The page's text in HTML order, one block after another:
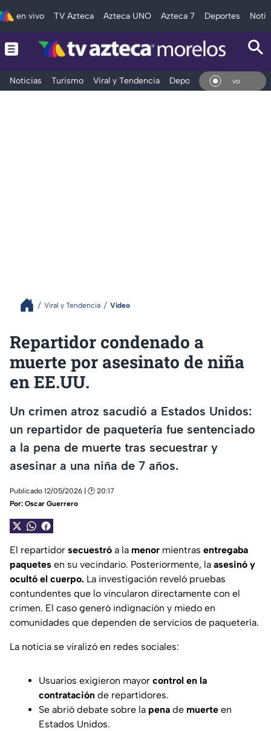
en vivo TV Azteca Azteca UNO Azteca 7 Deportes
Noticias Turismo Viral y Tendencia Deportes Espectáculos
En Vivo
Viral y Tendencia Video
Repartidor condenado a
muerte por asesinato de niña
en EE.UU.
Un crimen atroz sacudió a Estados Unidos:
un repartidor de paquetería fue sentenciado
a la pena de muerte tras secuestrar y
asesinar a una niña de 7 años.
Publicado 12/05/2026 | 🕑 20:17
Por: Oscar Guerrero
El repartidor secuestró a la menor mientras entregaba
paquetes en su vecindario. Posteriormente, la asesinó y
ocultó el cuerpo. La investigación reveló pruebas
contundentes que lo vincularon directamente con el
crimen. El caso generó indignación y miedo en
comunidades que dependen de servicios de paquetería.
La noticia se viralizó en redes sociales:
Usuarios exigieron mayor control en la
contratación de repartidores.
Se abrió debate sobre la pena de muerte en
Estados Unidos.